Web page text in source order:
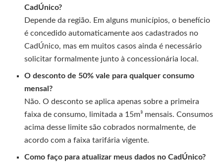
CadÚnico?
Depende da região. Em alguns municípios, o benefício
é concedido automaticamente aos cadastrados no
CadÚnico, mas em muitos casos ainda é necessário
solicitar formalmente junto à concessionária local.
O desconto de 50% vale para qualquer consumo
mensal?
Não. O desconto se aplica apenas sobre a primeira
faixa de consumo, limitada a 15m³ mensais. Consumos
acima desse limite são cobrados normalmente, de
acordo com a faixa tarifária vigente.
Como faço para atualizar meus dados no CadÚnico?